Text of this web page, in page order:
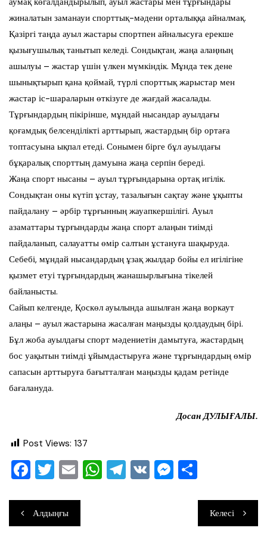
жиналатын заманауи спорттық-мәдени орталыққа айналмақ.
Қазіргі таңда ауыл жастары спортпен айналысуға ерекше
қызығушылық танытып келеді. Сондықтан, жаңа алаңның
ашылуы – жастар үшін үлкен мүмкіндік. Мұнда тек дене
шынықтырып қана қоймай, түрлі спорттық жарыстар мен
жастар іс-шараларын өткізуге де жағдай жасалады.
Тұрғындардың пікірінше, мұндай нысандар ауылдағы
қоғамдық белсенділікті арттырып, жастардың бір ортаға
топтасуына ықпал етеді. Сонымен бірге бұл ауылдағы
бұқаралық спорттың дамуына жаңа серпін береді.
Жаңа спорт нысаны – ауыл тұрғындарына ортақ игілік.
Сондықтан оны күтіп ұстау, тазалығын сақтау және ұқыпты
пайдалану – әрбір тұрғынның жауапкершілігі. Ауыл
азаматтары тұрғындарды жаңа спорт алаңын тиімді
пайдаланып, салауатты өмір салтын ұстануға шақыруда.
Себебі, мұндай нысандардың ұзақ жылдар бойы ел игілігіне
қызмет етуі тұрғындардың жанашырлығына тікелей
байланысты.
Сайып келгенде, Қоскөл ауылында ашылған жаңа воркаут
алаңы – ауыл жастарына жасалған маңызды қолдаудың бірі.
Бұл жоба ауылдағы спорт мәдениетін дамытуға, жастардың
бос уақытын тиімді ұйымдастыруға және тұрғындардың өмір
сапасын арттыруға бағытталған маңызды қадам ретінде
бағалануда.
Досан ДУЛЫҒАЛЫ.
Post Views: 137
F
c
e
T
tt
er
E
ai
l
W T V M
ра
ви
Навигация
Алдыңғы Келесі